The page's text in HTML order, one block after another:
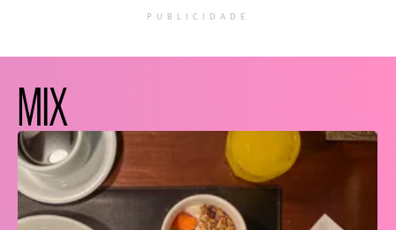
PUBLICIDADE
MIX